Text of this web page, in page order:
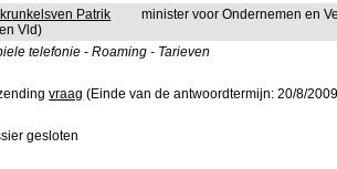
Patrik
Vld)
minister voor Ondernemen en
telefonie - Roaming - Tarieven
vraag (Einde van de antwoordtermijn: 20/8/
gesloten